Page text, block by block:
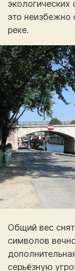
экологических
это неизбежно
реке.
Общий вес
символов
серьёзную